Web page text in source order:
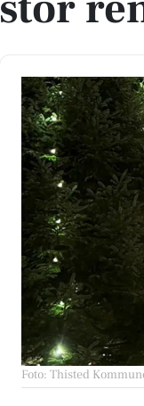
Foto: Thisted